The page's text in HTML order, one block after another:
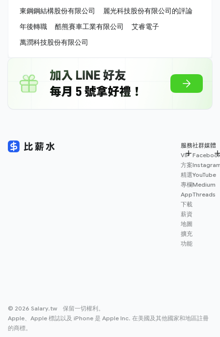
東鋼鋼結構股份有限公司
麗光科技股份有限公司的評論
年後轉職
酷熊賽車工業有限公司
艾睿電子
萬潤科技股份有限公司
服務
VIP
方案
精選
專欄
App
下載
薪資
地圖
擴充
功能
社群媒體
YouTube
Medium
Threads
© 2026 Salary.tw 保留一切權利。
Apple、Apple 標誌以及 iPhone 是 Apple Inc. 在美國及其他國家和地區註冊
的商標。